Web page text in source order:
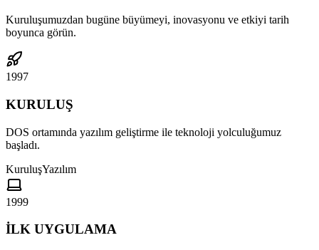
Kuruluşumuzdan bugüne büyümeyi, inovasyonu ve etkiyi tarih
boyunca görün.
1997
KURULUŞ
DOS ortamında yazılım geliştirme ile teknoloji yolculuğumuz
başladı.
KuruluşYazılım
1999
İLK UYGULAMA